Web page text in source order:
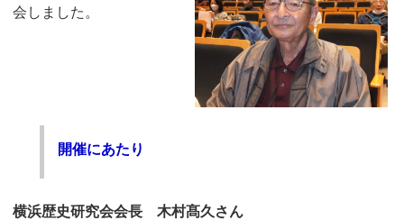
会しました。
開催にあたり
横浜歴史研究会会長 木村髙久さん